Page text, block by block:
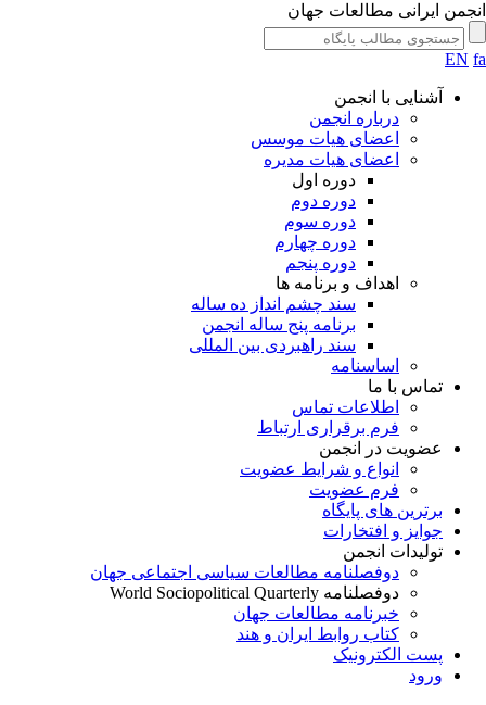
ایرانی مطالعات جهان
EN
آشنایی با انجمن
درباره انجمن
اعضای هیات موسس
اعضای هیات مدیره
دوره اول
دوره دوم
دوره سوم
دوره چهارم
دوره پنجم
اهداف و برنامه ها
سند چشم انداز ده ساله
برنامه پنج ساله انجمن
سند راهبردی بین المللی
اساسنامه
تماس با ما
اطلاعات تماس
فرم برقراری ارتباط
عضویت در انجمن
انواع و شرایط عضویت
فرم عضویت
برترین های پایگاه
جوایز و افتخارات
تولیدات انجمن
دوفصلنامه مطالعات سیاسی اجتماعی جهان
دوفصلنامه World Sociopolitical Quarterly
خبرنامه مطالعات جهان
کتاب روابط ایران و هند
پست الکترونیک
ورود